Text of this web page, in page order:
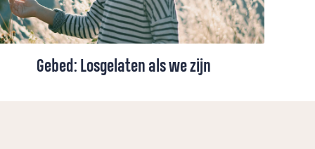
Gebed: Losgelaten als we zijn